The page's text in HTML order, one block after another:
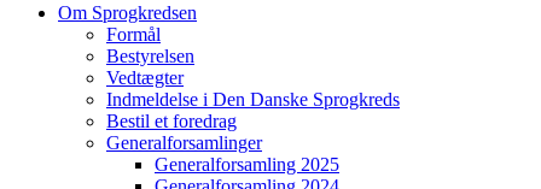
Om Sprogkredsen
Formål
Bestyrelsen
Vedtægter
Indmeldelse i Den Danske Sprogkreds
Bestil et foredrag
Generalforsamlinger
Generalforsamling 2025